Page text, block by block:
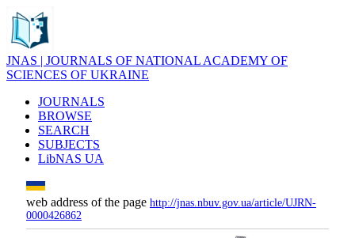
JNAS | JOURNALS OF NATIONAL ACADEMY OF
SCIENCES OF UKRAINE
JOURNALS
BROWSE
SEARCH
SUBJECTS
LibNAS UA
web address of the page http://jnas.nbuv.gov.ua/article/UJRN-
0000426862